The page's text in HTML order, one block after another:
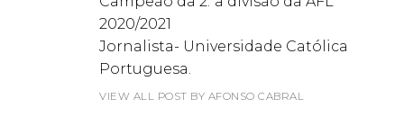
2020/2021
Jornalista- Universidade Católica
Portuguesa.
VIEW ALL POST BY AFONSO CABRAL